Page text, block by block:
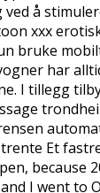
å
xxx
bruke
har
I tillegg
Et
and I went